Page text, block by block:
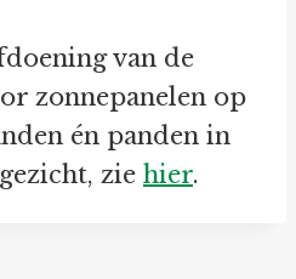
van de
zonnepanelen op
én panden in
zie hier.